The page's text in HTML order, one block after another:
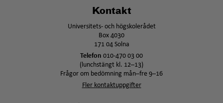
Kontakt
Universitets- och högskolerådet
Box 4030
171 04 Solna
Telefon 010-470 03 00
(lunchstängt kl. 12–13)
Frågor om bedömning mån–fre 9–16
Fler kontaktuppgifter